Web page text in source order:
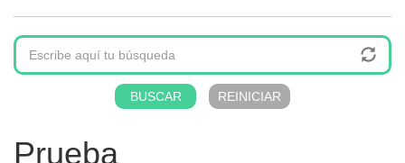
Prueba